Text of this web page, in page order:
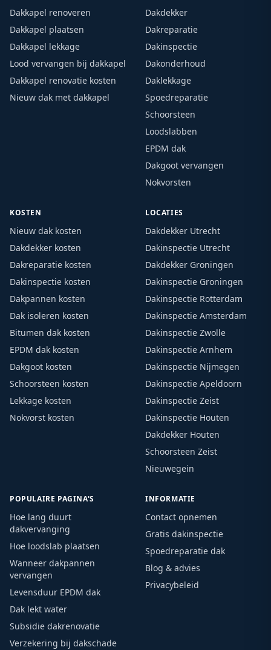
Dakkapel renoveren
Dakkapel plaatsen
Dakkapel lekkage
Lood vervangen bij dakkapel
Dakkapel renovatie kosten
Nieuw dak met dakkapel
Dakdekker
Dakreparatie
Dakinspectie
Dakonderhoud
Daklekkage
Spoedreparatie
Schoorsteen
Loodslabben
EPDM dak
Dakgoot vervangen
Nokvorsten
KOSTEN
Nieuw dak kosten
Dakdekker kosten
Dakreparatie kosten
Dakinspectie kosten
Dakpannen kosten
Dak isoleren kosten
Bitumen dak kosten
EPDM dak kosten
Dakgoot kosten
Schoorsteen kosten
Lekkage kosten
Nokvorst kosten
LOCATIES
Dakdekker Utrecht
Dakinspectie Utrecht
Dakdekker Groningen
Dakinspectie Groningen
Dakinspectie Rotterdam
Dakinspectie Amsterdam
Dakinspectie Zwolle
Dakinspectie Arnhem
Dakinspectie Nijmegen
Dakinspectie Apeldoorn
Dakinspectie Zeist
Dakinspectie Houten
Dakdekker Houten
Schoorsteen Zeist
Nieuwegein
POPULAIRE PAGINA'S
Hoe lang duurt
dakvervanging
Hoe loodslab plaatsen
Wanneer dakpannen
vervangen
Levensduur EPDM dak
Dak lekt water
Subsidie dakrenovatie
Verzekering bij dakschade
INFORMATIE
Contact opnemen
Gratis dakinspectie
Spoedreparatie dak
Blog & advies
Privacybeleid